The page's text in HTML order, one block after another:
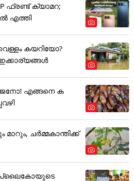
ഫ്രണ്ട് ക്യാമറ;
എത്തി
കയറിയോ?
എങ്ങനെ ക
ചർമ്മകാന്തിക്ക്
സപ്ലൈകോയുടെ